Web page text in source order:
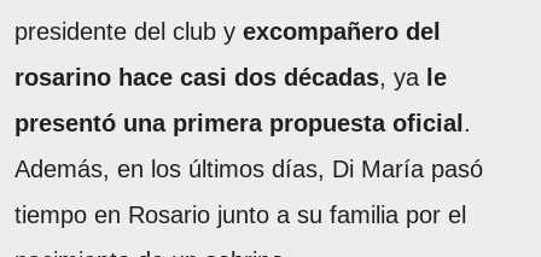
presidente del club y excompañero del
rosarino hace casi dos décadas, ya le
presentó una primera propuesta oficial .
Además, en los últimos días, Di María pasó
tiempo en Rosario junto a su familia por el